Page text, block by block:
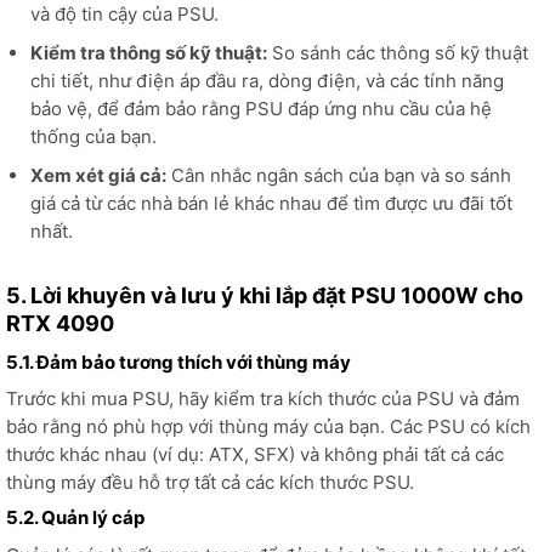
và độ tin cậy của PSU.
Kiểm tra thông số kỹ thuật:So sánh các thông số kỹ thuật
chi tiết, như điện áp đầu ra, dòng điện, và các tính năng
bảo vệ, để đảm bảo rằng PSU đáp ứng nhu cầu của hệ
thống của bạn.
Xem xét giá cả:Cân nhắc ngân sách của bạn và so sánh
giá cả từ các nhà bán lẻ khác nhau để tìm được ưu đãi tốt
nhất.
5. Lời khuyên và lưu ý khi lắp đặt PSU 1000W cho
RTX 4090
5.1. Đảm bảo tương thích với thùng máy
Trước khi mua PSU, hãy kiểm tra kích thước của PSU và đảm
bảo rằng nó phù hợp với thùng máy của bạn. Các PSU có kích
thước khác nhau (ví dụ: ATX, SFX) và không phải tất cả các
thùng máy đều hỗ trợ tất cả các kích thước PSU.
5.2. Quản lý cáp